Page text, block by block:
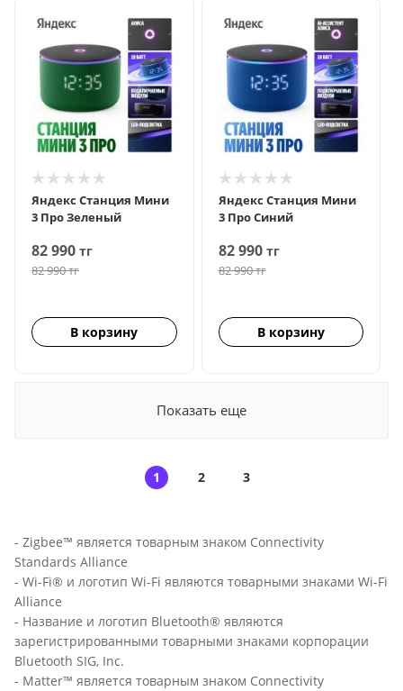
Яндекс Станция Мини
3 Про Зеленый
82 990 тг
82 990тг
В корзину
Яндекс Станция Мини
3 Про Синий
82 990тг
82 990тг
В корзину
Показать еще
1 2 3
- Zigbee™ является товарным знаком Connectivity
Standards Alliance
- Wi-Fi® и логотип Wi-Fi являются товарными знаками Wi-Fi
Alliance
- Название и логотип Bluetooth® являются
зарегистрированными товарными знаками корпорации
Bluetooth SIG, Inc.
- Matter™ является товарным знаком Connectivity